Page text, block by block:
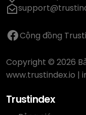
Cộng đồng
Copyright © 2026
www.trustindex.io |
Trustindex